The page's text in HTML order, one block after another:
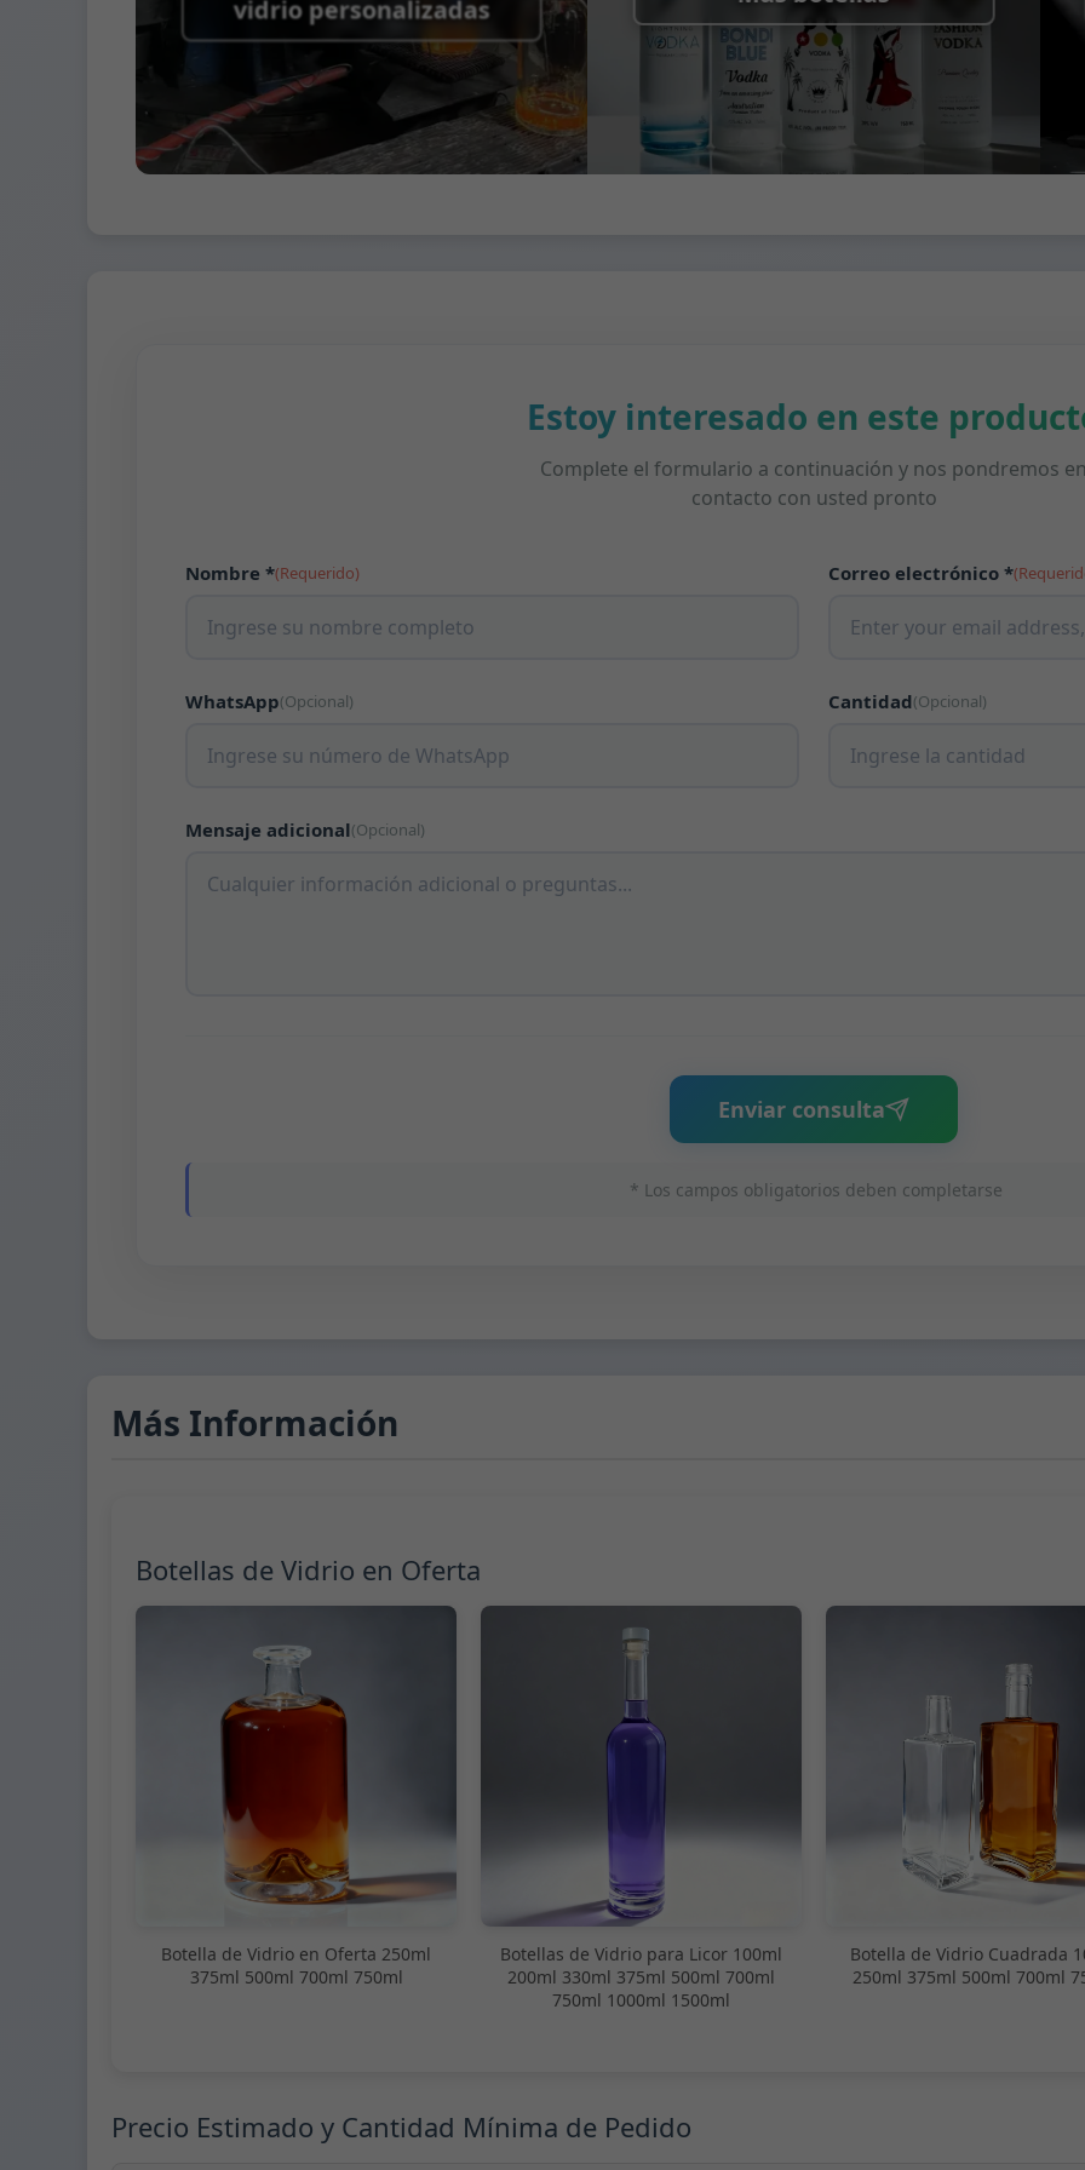
vidrio personalizadas
Estoy interesado en este
Complete el formulario a continuación y nos pondremos
contacto con usted pronto
Nombre *(Requerido) Correo electrónico *
WhatsApp(Opcional) Cantidad(Opcional)
Mensaje adicional(Opcional)
Enviar consulta
* Los campos obligatorios deben completarse
Más Información
Botellas de Vidrio en Oferta
Botella de Vidrio en Oferta 250ml
375ml 500ml 700ml 750ml
Botellas de Vidrio para Licor 100ml
200ml 330ml 375ml 500ml 700ml
750ml 1000ml 1500ml
Botella de Vidrio Cuadrada
250ml 375ml 500ml 700ml
Precio Estimado y Cantidad Mínima de Pedido